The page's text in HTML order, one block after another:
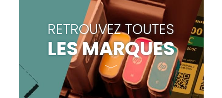
RETROUVEZ TOUTES
LES MARQUES